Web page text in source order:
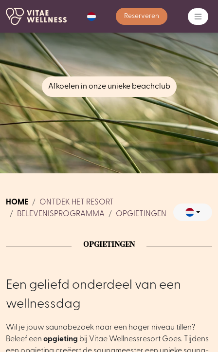
Reserveren
Afkoelen in onze unieke beachclub
HOME
ONTDEK HET RESORT
BELEVENISPROGRAMMA
OPGIETINGEN
OPGIETINGEN
Een geliefd onderdeel van een
wellnessdag
Wil je jouw saunabezoek naar een hoger niveau tillen?
Beleef een opgieting bij Vitae Wellnessresort Goes. Tijdens